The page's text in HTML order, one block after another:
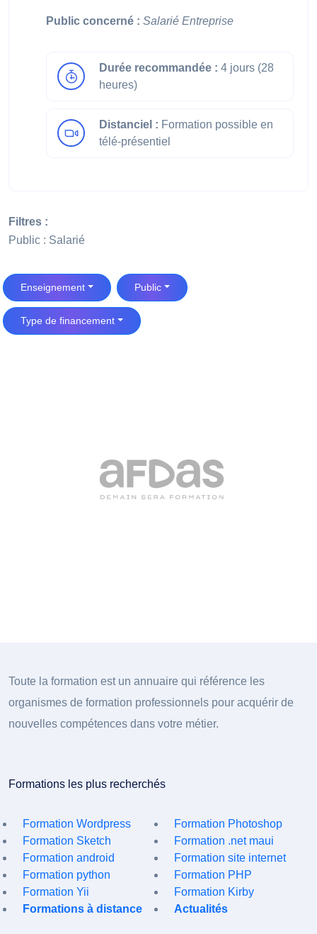
Public concerné : Salarié Entreprise
Durée recommandée : 4 jours (28
heures)
Distanciel : Formation possible en
télé-présentiel
Filtres :
Public : Salarié
Enseignement Public
Type de financement
Toute la formation est un annuaire qui référence les
organismes de formation professionnels pour acquérir de
nouvelles compétences dans votre métier.
Formations les plus recherchés
Formation Wordpress
Formation Photoshop
Formation Sketch
Formation .net maui
Formation android
Formation site internet
Formation python
Formation PHP
Formation Yii
Formation Kirby
Formations à distance
Actualités